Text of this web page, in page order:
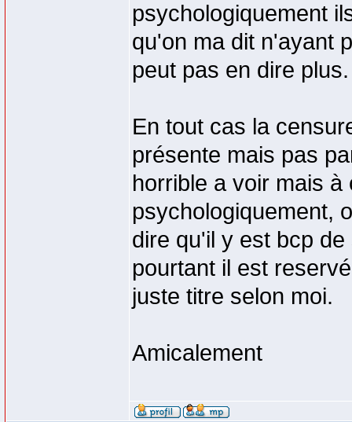
psychologiquement
qu'on ma dit n'ayant
peut pas en dire plus.
En tout cas la
présente mais pas
horrible a voir mais
psychologiquement,
dire qu'il y est bcp
pourtant il est
juste titre selon moi.
Amicalement